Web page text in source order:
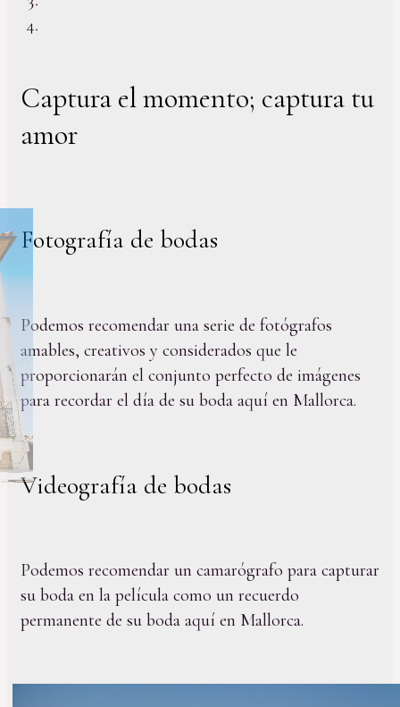
Captura el momento; captura tu
amor
Fotografía de bodas
Podemos recomendar una serie de fotógrafos
amables, creativos y considerados que le
proporcionarán el conjunto perfecto de imágenes
para recordar el día de su boda aquí en Mallorca.
Videografía de bodas
Podemos recomendar un camarógrafo para capturar
su boda en la película como un recuerdo
permanente de su boda aquí en Mallorca.